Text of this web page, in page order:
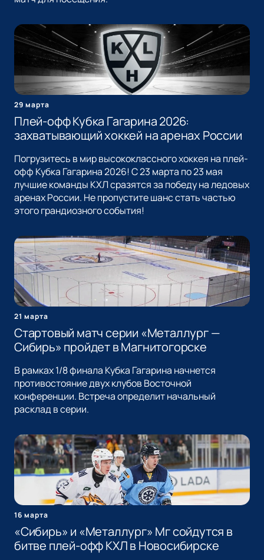
29 марта
Плей-офф Кубка Гагарина 2026:
захватывающий хоккей на аренах России
Погрузитесь в мир высококлассного хоккея на плей-
офф Кубка Гагарина 2026! С 23 марта по 23 мая
лучшие команды КХЛ сразятся за победу на ледовых
аренах России. Не пропустите шанс стать частью
этого грандиозного события!
21 марта
Стартовый матч серии «Металлург —
Сибирь» пройдет в Магнитогорске
В рамках 1/8 финала Кубка Гагарина начнется
противостояние двух клубов Восточной
конференции. Встреча определит начальный
расклад в серии.
16 марта
«Сибирь» и «Металлург» Мг сойдутся в
битве плей-офф КХЛ в Новосибирске